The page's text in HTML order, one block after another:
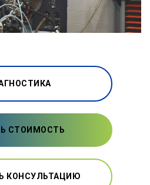
СТОИМОСТЬ
КОНСУЛЬТАЦИЮ